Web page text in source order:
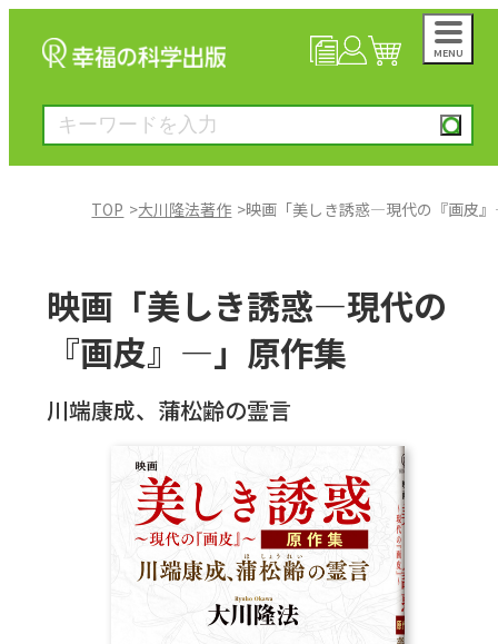
MENU
一般書
絵本
雑誌
CD
DVD・ブルーレイ
TOP 大川隆法著作 映画「美しき誘惑―現代の『画皮
映画「美しき誘惑―現代の
『画皮』―」原作集
川端康成、蒲松齢の霊言